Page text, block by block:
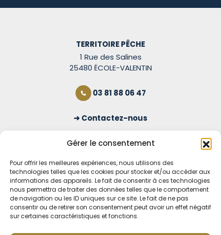
Gérer le consentement
Pour offrir les meilleures expériences, nous utilisons des
technologies telles que les cookies pour stocker et/ou accéder aux
informations des appareils. Le fait de consentir à ces technologies
nous permettra de traiter des données telles que le comportement
de navigation ou les ID uniques sur ce site. Le fait de ne pas
consentir ou de retirer son consentement peut avoir un effet négatif
sur certaines caractéristiques et fonctions.
TERRITOIRE PÊCHE
1 Rue des Salines
25480 ÉCOLE-VALENTIN
03 81 88 06 47
Contactez-nous
OUVERT TOUS LES JOURS
Voir nos horaires
MENTIONS LÉGALES